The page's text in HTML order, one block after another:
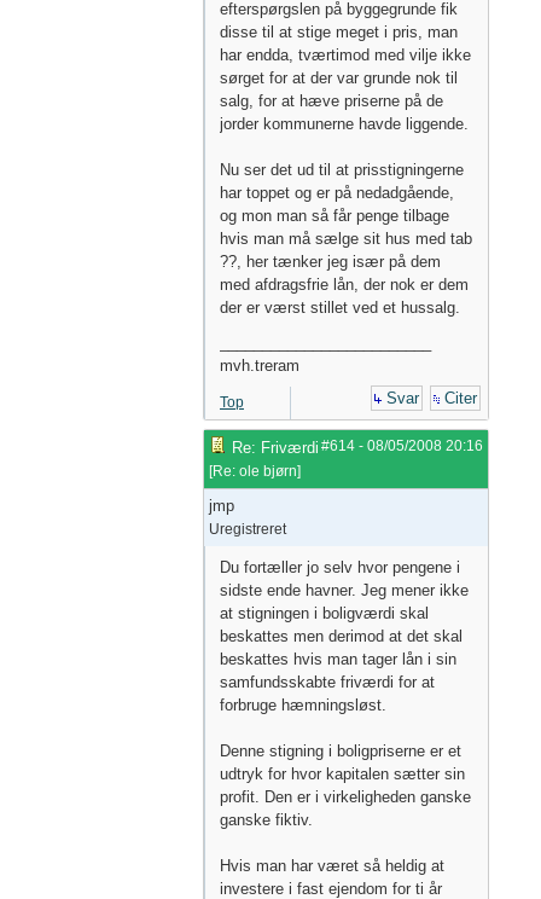
efterspørgslen på byggegrunde fik
disse til at stige meget i pris, man
har endda, tværtimod med vilje ikke
sørget for at der var grunde nok til
salg, for at hæve priserne på de
jorder kommunerne havde liggende.
Nu ser det ud til at prisstigningerne
har toppet og er på nedadgående,
og mon man så får penge tilbage
hvis man må sælge sit hus med tab
??, her tænker jeg især på dem
med afdragsfrie lån, der nok er dem
der er værst stillet ved et hussalg.
mvh.treram
Top Svar Citer
#614 - 08/05/2008 20:16
Re: Friværdi
[Re: ole bjørn]
jmp
Uregistreret
Du fortæller jo selv hvor pengene i
sidste ende havner. Jeg mener ikke
at stigningen i boligværdi skal
beskattes men derimod at det skal
beskattes hvis man tager lån i sin
samfundsskabte friværdi for at
forbruge hæmningsløst.
Denne stigning i boligpriserne er et
udtryk for hvor kapitalen sætter sin
profit. Den er i virkeligheden ganske
ganske fiktiv.
Hvis man har været så heldig at
investere i fast ejendom for ti år